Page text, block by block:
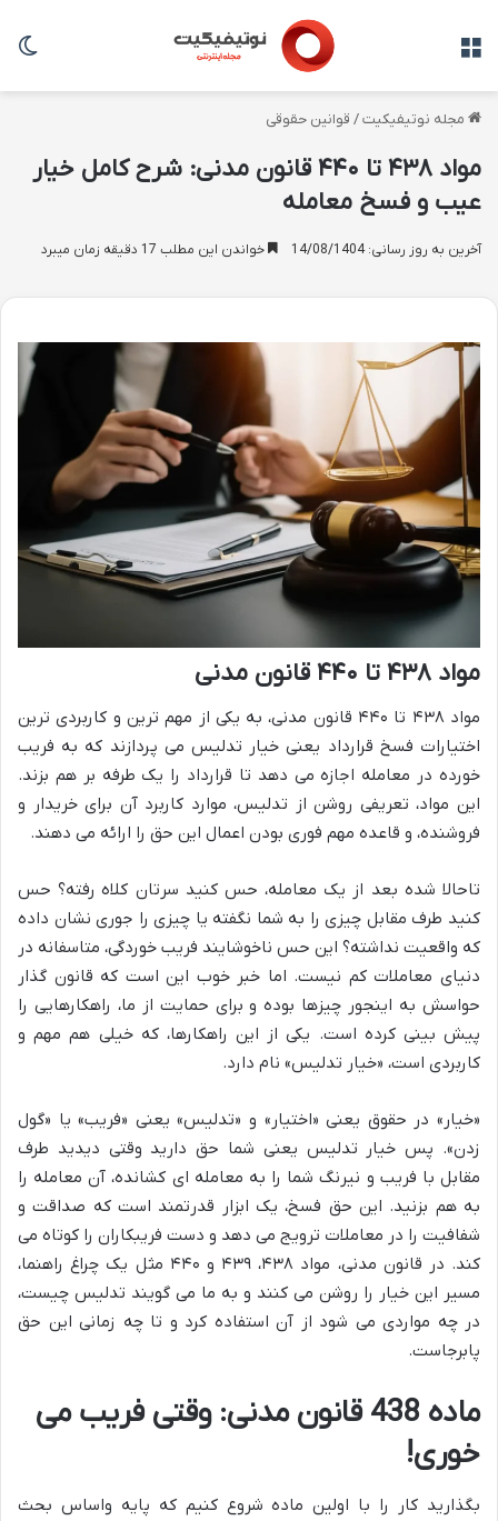
مجله نوتیفیکیت/ قوانین حقوقی
مواد ۴۳۸ تا ۴۴۰ قانون مدنی: شرح کامل خیار
عیب و فسخ معامله
آخرین به روز رسانی: 14/08/1404 خواندن این مطلب 17 دقیقه زمان میبرد
مواد ۴۳۸ تا ۴۴۰ قانون مدنی
مواد ۴۳۸ تا ۴۴۰ قانون مدنی، به یکی از مهم ترین و کاربردی ترین
اختیارات فسخ قرارداد یعنی خیار تدلیس می پردازند که به فریب
خورده در معامله اجازه می دهد تا قرارداد را یک طرفه بر هم بزند.
این مواد، تعریفی روشن از تدلیس، موارد کاربرد آن برای خریدار و
فروشنده، و قاعده مهم فوری بودن اعمال این حق را ارائه می دهند.
تاحالا شده بعد از یک معامله، حس کنید سرتان کلاه رفته؟ حس
کنید طرف مقابل چیزی را به شما نگفته یا چیزی را جوری نشان داده
که واقعیت نداشته؟ این حس ناخوشایند فریب خوردگی، متاسفانه در
دنیای معاملات کم نیست. اما خبر خوب این است که قانون گذار
حواسش به اینجور چیزها بوده و برای حمایت از ما، راهکارهایی را
پیش بینی کرده است. یکی از این راهکارها، که خیلی هم مهم و
کاربردی است، «خیار تدلیس» نام دارد.
«خیار» در حقوق یعنی «اختیار» و «تدلیس» یعنی «فریب» یا «گول
زدن». پس خیار تدلیس یعنی شما حق دارید وقتی دیدید طرف
مقابل با فریب و نیرنگ شما را به معامله ای کشانده، آن معامله را
به هم بزنید. این حق فسخ، یک ابزار قدرتمند است که صداقت و
شفافیت را در معاملات ترویج می دهد و دست فریبکاران را کوتاه می
کند. در قانون مدنی، مواد ۴۳۸، ۴۳۹ و ۴۴۰ مثل یک چراغ راهنما،
مسیر این خیار را روشن می کنند و به ما می گویند تدلیس چیست،
در چه مواردی می شود از آن استفاده کرد و تا چه زمانی این حق
پابرجاست.
ماده 438 قانون مدنی: وقتی فریب می
خوری!
بگذارید کار را با اولین ماده شروع کنیم که پایه واساس بحث